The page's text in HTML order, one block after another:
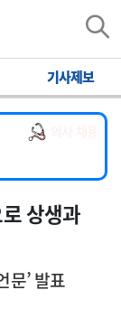
기사제보
용
사 공개채용
용
상생과
문’ 발표